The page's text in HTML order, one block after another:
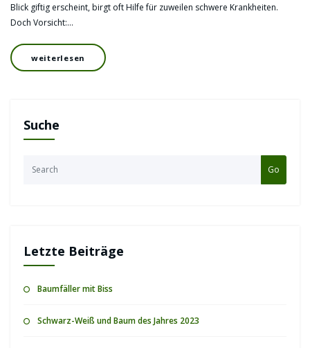
Blick giftig erscheint, birgt oft Hilfe für zuweilen schwere Krankheiten.
Doch Vorsicht:…
weiterlesen
Suche
Go
Letzte Beiträge
Baumfäller mit Biss
Schwarz-Weiß und Baum des Jahres 2023